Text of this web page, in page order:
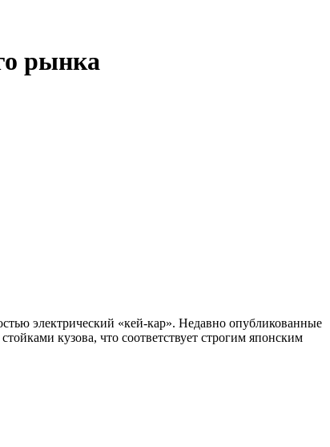
рынка
электрический «кей-кар». Недавно опубликованные
кузова, что соответствует строгим японским